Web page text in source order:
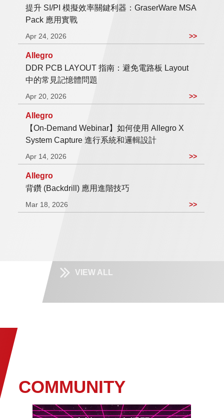
提升 SI/PI 模擬效率關鍵利器：GraserWare MSA
Pack 應用實戰
Apr 24, 2026 >>
Allegro
DDR PCB LAYOUT 指南：避免電路板 Layout
中的常見記憶體問題
Apr 20, 2026 >>
Allegro
【On-Demand Webinar】如何使用 Allegro X
System Capture 進行系統和邏輯設計
Apr 14, 2026 >>
Allegro
背鑽 (Backdrill) 應用進階技巧
Mar 18, 2026 >>
VIEW ALL
COMMUNITY